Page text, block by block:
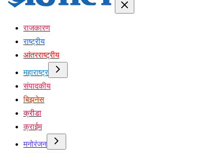
राजकारण
राष्ट्रीय
आंतरराष्ट्रीय
महाराष्ट्र
संपादकीय
बिझनेस
क्रीडा
क्राईम
मनोरंजन